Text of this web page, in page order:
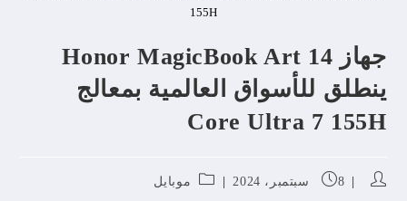
155H
جهاز Honor MagicBook Art 14
ينطلق للأسواق العالمية بمعالج
Core Ultra 7 155H
8 سبتمبر، 2024 موبايل